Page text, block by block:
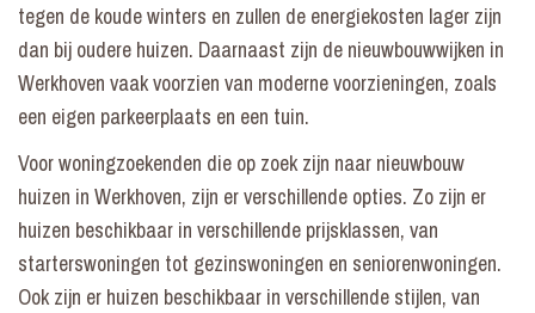
tegen de koude winters en zullen de energiekosten lager zijn
dan bij oudere huizen. Daarnaast zijn de nieuwbouwwijken in
Werkhoven vaak voorzien van moderne voorzieningen, zoals
een eigen parkeerplaats en een tuin.
Voor woningzoekenden die op zoek zijn naar nieuwbouw
huizen in Werkhoven, zijn er verschillende opties. Zo zijn er
huizen beschikbaar in verschillende prijsklassen, van
starterswoningen tot gezinswoningen en seniorenwoningen.
Ook zijn er huizen beschikbaar in verschillende stijlen, van